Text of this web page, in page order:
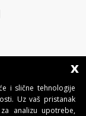
x
i slične tehnologije
Uz vaš pristanak
analizu upotrebe,